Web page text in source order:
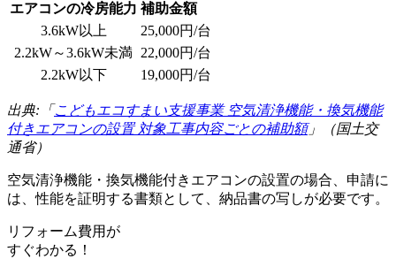
エアコンの冷房能力 補助金額
3.6kW以上
25,000円/台
2.2kW～3.6kW未満 22,000円/台
2.2kW以下
19,000円/台
出典:「 こどもエコすまい支援事業 空気清浄機能・換気機能
付きエアコンの設置 対象工事内容ごとの補助額」（国土交
通省）
空気清浄機能・換気機能付きエアコンの設置の場合、申請に
は、性能を証明する書類として、納品書の写しが必要です。
リフォーム費用 が
すぐわかる！